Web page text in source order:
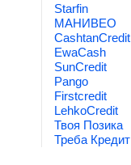
Starfin
МАНИВЕО
CashtanCredit
EwaCash
SunCredit
Pango
Firstcredit
LehkoCredit
Твоя Позика
Треба Кредит